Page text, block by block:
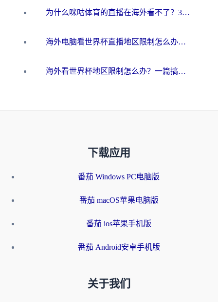
为什么咪咕体育的直播在海外看不了？3步解决海外看世界杯+抖音地区限制难题
海外电脑看世界杯直播地区限制怎么办？你需要一个聪明的加速器
海外看世界杯地区限制怎么办？一篇搞定咪咕视频播放+国内资源无缝访问指南
下载应用
番茄 Windows PC电脑版
番茄 macOS苹果电脑版
番茄 ios苹果手机版
番茄 Android安卓手机版
关于我们